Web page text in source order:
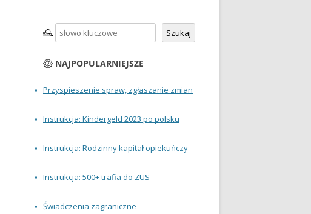
Szukaj Szukaj
NAJPOPULARNIEJSZE
Przyspieszenie spraw, zgłaszanie zmian
Instrukcja: Kindergeld 2023 po polsku
Instrukcja: Rodzinny kapitał opiekuńczy
Instrukcja: 500+ trafia do ZUS
Świadczenia zagraniczne